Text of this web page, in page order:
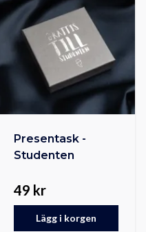
Presentask -
Studenten
49 kr
Lägg i korgen